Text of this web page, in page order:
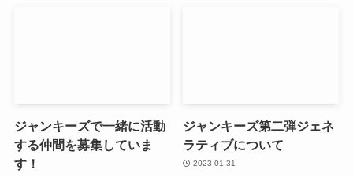
ジャンキーズで一緒に活動
する仲間を募集していま
す！
ジャンキーズ第二弾ジェネ
ラティブについて
2023-01-31